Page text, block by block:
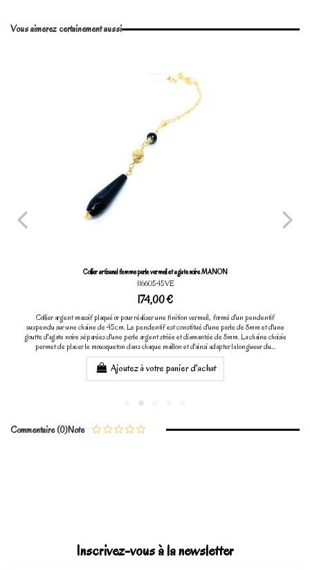
Marque
Vous aimerez certainement aussi
Collier artisanal femme perle vermeil et agate noire MANON
11660545VE
174,00 €
Collier argent massif plaqué or pour réaliser une finition vermeil, formé d'un pendentif
suspendu sur une chaine de 45cm. Le pendentif est constitué d'une perle de 8mm et d'une
goutte d'agate noire séparées d'une perle argent striée et diamantée de 8mm. La chaine choisie
permet de placer le mousqueton dans chaque maillon et d'ainsi adapter la longueur du...
Ajoutez à votre panier d'achat
Note
Commentaire (0)
Inscrivez-vous à la newsletter